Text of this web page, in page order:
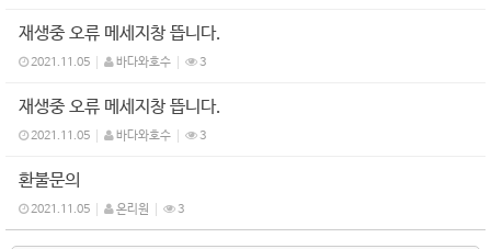
재생중 오류 메세지창 뜹니다.
2021.11.05 바다와호수 3
재생중 오류 메세지창 뜹니다.
2021.11.05 바다와호수 3
환불문의
2021.11.05 온리원 3